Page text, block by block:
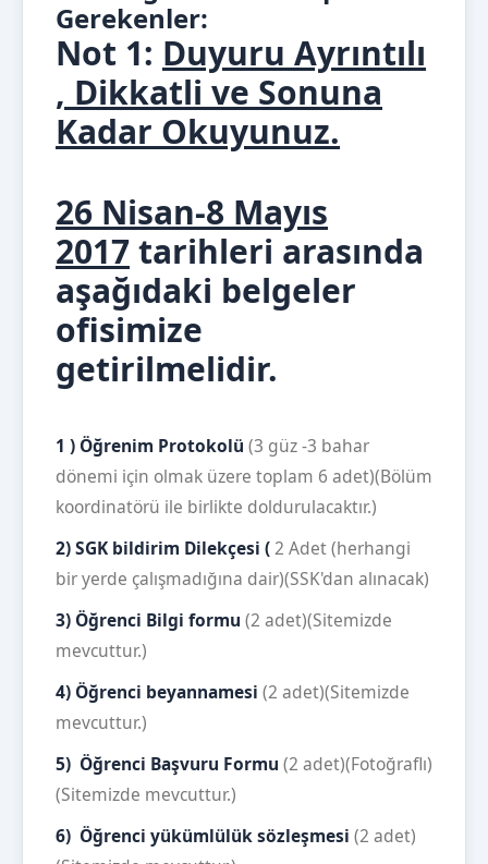
Gerekenler:
Not 1: Duyuru Ayrıntılı
, Dikkatli ve Sonuna
Kadar Okuyunuz.
26 Nisan-8 Mayıs
2017tarihleri arasında
aşağıdaki belgeler
ofisimize
getirilmelidir.
1 ) Öğrenim Protokolü (3 güz -3 bahar
dönemi için olmak üzere toplam 6 adet)(Bölüm
koordinatörü ile birlikte doldurulacaktır.)
2)SGK bildirim Dilekçesi (2 Adet (herhangi
bir yerde çalışmadığına dair)(SSK'dan alınacak)
3) Öğrenci Bilgi formu (2 adet)(Sitemizde
mevcuttur.)
4) Öğrenci beyannamesi (2 adet)(Sitemizde
mevcuttur.)
5) Öğrenci Başvuru Formu (2 adet)(Fotoğraflı)
(Sitemizde mevcuttur.)
6) Öğrenci yükümlülük sözleşmesi (2 adet)